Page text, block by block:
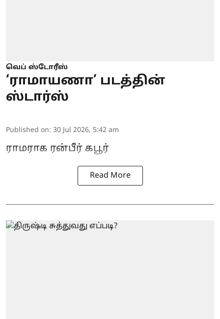
வெப் ஸ்டோரீஸ்
‘ராமாயணா’ படத்தின்
ஸ்டார்ஸ்
Published on: 30 Jul 2026, 5:42 am
ராமராக ரன்பீர் கபூர்
Read More